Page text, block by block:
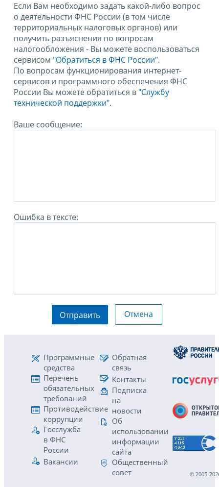
Если Вам необходимо задать какой-либо вопрос
о деятельности ФНС России (в том числе
территориальных налоговых органов) или
получить разъяснения по вопросам
налогообложения - Вы можете воспользоваться
сервисом "Обратиться в ФНС России".
По вопросам функционирования интернет-
сервисов и программного обеспечения ФНС
России Вы можете обратиться в "Службу
технической поддержки".
Ваше сообщение:
Ошибка в тексте:
Отправить Отмена
Программные
средства
Перечень
обязательных
требований
Противодействие
коррупции
Госслужба
в ФНС
России
Вакансии
Обратная
связь
Контакты
Подписка
на
новости
Об
использовании
информации
сайта
Общественный
совет
© 2005-